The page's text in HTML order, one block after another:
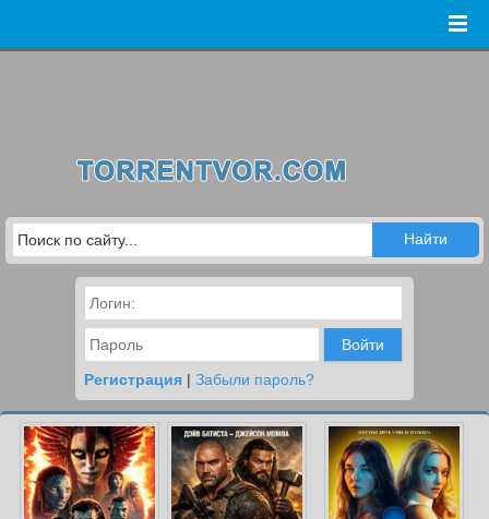
Войти
Регистрация | Забыли пароль?